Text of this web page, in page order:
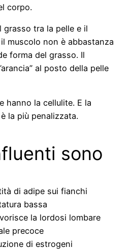
corpo.
grasso tra la pelle e il
muscolo non è abbastanza
forma del grasso. Il
al posto della pelle
hanno la cellulite. E la
la più penalizzata.
sono
di adipe sui fianchi
bassa
la lordosi lombare
precoce
di estrogeni